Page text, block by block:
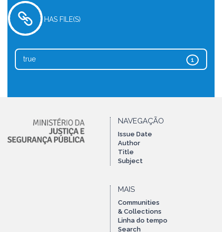
HAS FILE(S)
1
true
NAVEGAÇÃO
Issue Date
Author
Title
Subject
MAIS
Communities
& Collections
Linha do tempo
Search